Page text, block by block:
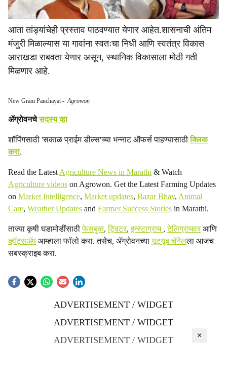
आता तांड्यांचेही प्रस्ताव पाठवण्यात येणार आहेत.शासनाची अंतिम
मंजुरी मिळाल्यास या गावांना स्वतःचा निधी आणि स्वतंत्र विकास
आराखडा राबवता येणार असून, स्थानिक विकासाला मोठी गती
मिळणार आहे.
New Gram Panchayat-Agrowon
ॲग्रोवनचेसदस्य व्हा
शॉपिंगसाठी 'सकाळ प्राईम डील्स'च्या भन्नाट ऑफर्स पाहण्यासाठीक्लिक
करा.
Read the Latest Agriculture News in Marathi & Watch
Agriculture videos on Agrowon. Get the Latest Farming Updates
on Market Intelligence, Market updates, Bazar Bhav, Animal
Care, Weather Updates and Farmer Success Stories in Marathi.
ताज्या कृषी घडामोडींसाठीफेसबुक,ट्विटर,इन्स्टाग्राम ,टेलिग्रामवरआणि
व्हॉट्सॲप आम्हाला फॉलो करा. तसेच, ॲग्रोवनच्यायूट्यूब चॅनेलला आजच
सबस्क्राइब करा.
ADVERTISEMENT / WIDGET
ADVERTISEMENT / WIDGET
ADVERTISEMENT / WIDGET
×